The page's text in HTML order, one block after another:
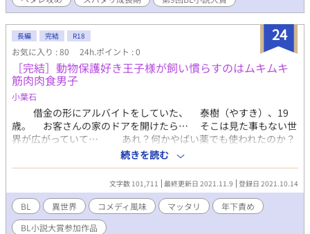
ない恋愛のその後をお楽しみ下さい。
24
長編 完結 R18
お気に入り : 80 24h.ポイント : 0
［完結］動物保護好き王子様が飼い慣らすのはムキムキ
筋肉肉食男子
小葉石
借金の形にアルバイトをしていた、 泰樹（やすき）、19
歳。 お客さんの家のドアを開けたら… そこは見た事もない世
界が広がっていて… あれ？何かやばい薬でも使われたのか？
嫌、そんな記憶はないんだが？ 気がついたら、全裸で首輪を
嵌められて… なんだか、保護されたみたいです。 Ｒ18指定しま
すが、本番ありません。 途中までにしています。＊を付けます。
キスまでの場合はつけてませんので注意してください。 所々攻守
交代しています。 番外編に続き、続編予定です。 ＊第9回BL小説
大賞にエントリーしてみました。
続きを読む
文字数 101,711 最終更新日 2021.11.9 登録日 2021.10.14
BL 異世界 コメディ風味 マッタリ
年下責め
BL小説大賞参加作品